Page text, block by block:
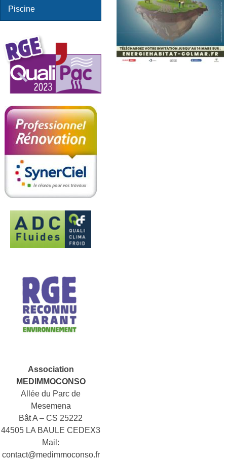
Piscine
Association
MEDIMMOCONSO
Allée du Parc de
Mesemena
Bât A – CS 25222
44505 LA BAULE CEDEX3
Mail:
contact@medimmoconso.fr